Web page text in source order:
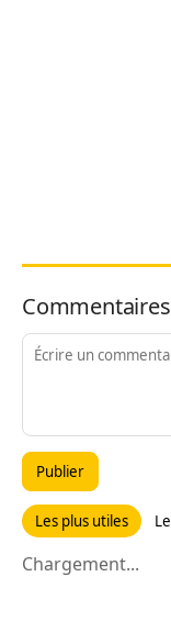
Commentaires
Publier
Les plus utiles
Chargement...